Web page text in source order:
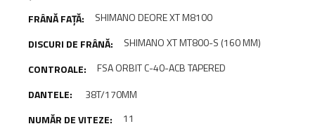
SHIMANO DEORE XT M8100
SHIMANO XT MT800-S (160 MM)
FSA ORBIT C-40-ACB TAPERED
38T/170MM
11